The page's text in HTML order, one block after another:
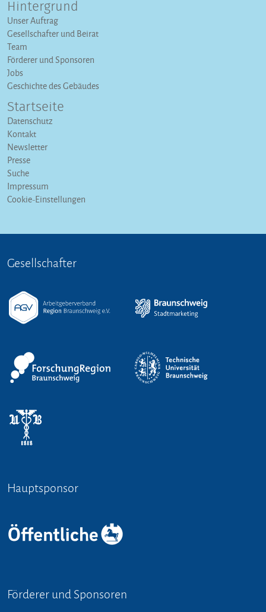
Hintergrund
Unser Auftrag
Gesellschafter und Beirat
Team
Förderer und Sponsoren
Jobs
Geschichte des Gebäudes
Startseite
Datenschutz
Kontakt
Newsletter
Presse
Suche
Impressum
Cookie-Einstellungen
Gesellschafter
Hauptsponsor
Förderer und Sponsoren